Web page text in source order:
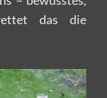
das die